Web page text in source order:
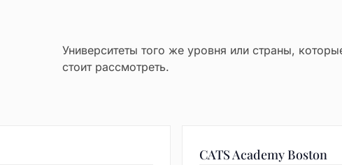
Университеты того же уровня или страны,
стоит рассмотреть.
CATS Academy Boston